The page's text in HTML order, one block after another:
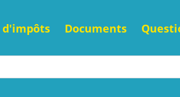
Documents